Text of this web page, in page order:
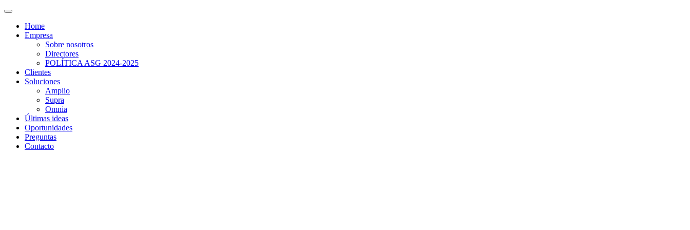
Home
Empresa
Sobre nosotros
Directores
POLÍTICA ASG 2024-2025
Clientes
Soluciones
Amplio
Supra
Omnia
Últimas ideas
Oportunidades
Preguntas
Contacto